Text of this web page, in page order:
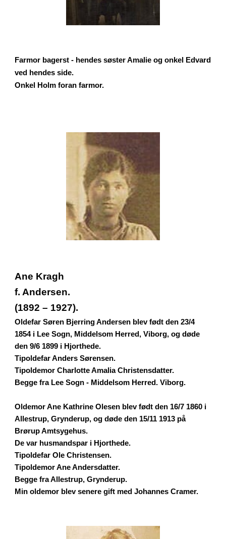
Farmor bagerst - hendes søster Amalie og onkel Edvard
ved hendes side.
Onkel Holm foran farmor.
Ane Kragh
f. Andersen.
(1892 – 1927).
Oldefar Søren Bjerring Andersen blev født den 23/4
1854 i Lee Sogn, Middelsom Herred, Viborg, og døde
den 9/6 1899 i Hjorthede.
Tipoldefar Anders Sørensen.
Tipoldemor Charlotte Amalia Christensdatter.
Begge fra Lee Sogn - Middelsom Herred. Viborg.
Oldemor Ane Kathrine Olesen blev født den 16/7 1860 i
Allestrup, Grynderup, og døde den 15/11 1913 på
Brørup Amtsygehus.
De var husmandspar i Hjorthede.
Tipoldefar Ole Christensen.
Tipoldemor Ane Andersdatter.
Begge fra Allestrup, Grynderup.
Min oldemor blev senere gift med Johannes Cramer.